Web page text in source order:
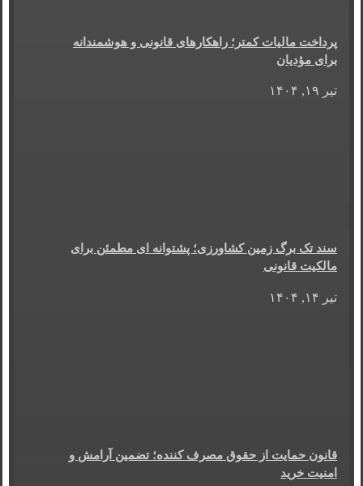
پرداخت مالیات کمتر؛ راهکارهای قانونی و هوشمندانه
برای مؤدیان
تیر ۱۹, ۱۴۰۴
سند تک برگ زمین کشاورزی؛ پشتوانه ای مطمئن برای
مالکیت قانونی
تیر ۱۴, ۱۴۰۴
قانون حمایت از حقوق مصرف کننده؛ تضمین آرامش و
امنیت خرید